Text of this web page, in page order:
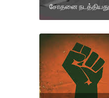
சோதனை நடத்தியது